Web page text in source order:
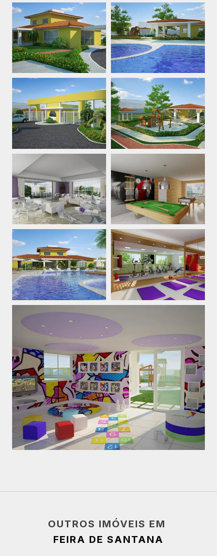
OUTROS IMÓVEIS EM
FEIRA DE SANTANA